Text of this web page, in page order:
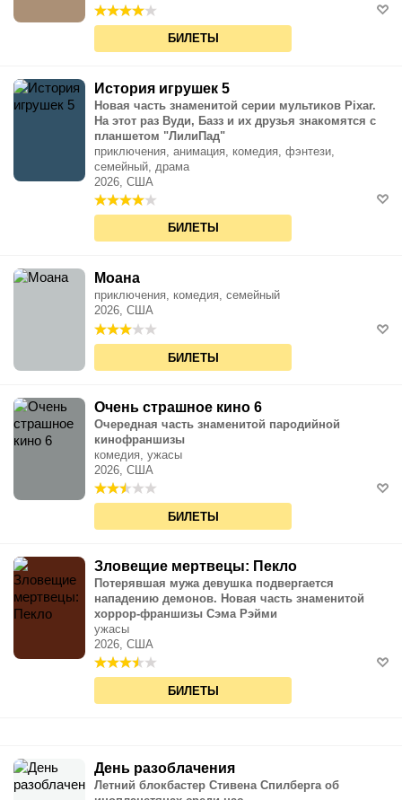
БИЛЕТЫ
История игрушек 5
Новая часть знаменитой серии мультиков Pixar.
На этот раз Вуди, Базз и их друзья знакомятся с
планшетом "ЛилиПад"
приключения, анимация, комедия, фэнтези,
семейный, драма
2026, США
БИЛЕТЫ
Моана
приключения, комедия, семейный
2026, США
БИЛЕТЫ
Очень страшное кино 6
Очередная часть знаменитой пародийной
кинофраншизы
комедия, ужасы
2026, США
БИЛЕТЫ
Зловещие мертвецы: Пекло
Потерявшая мужа девушка подвергается
нападению демонов. Новая часть знаменитой
хоррор-франшизы Сэма Рэйми
ужасы
2026, США
БИЛЕТЫ
День разоблачения
Летний блокбастер Стивена Спилберга об